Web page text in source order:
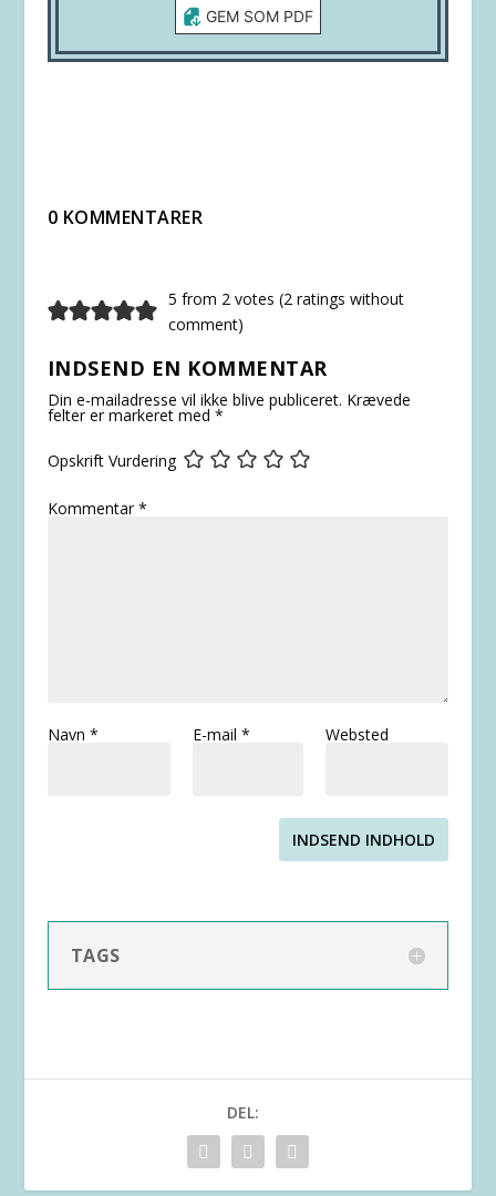
GEM SOM PDF
0 KOMMENTARER
5 from 2 votes (2 ratings without
comment)
INDSEND EN KOMMENTAR
Din e-mailadresse vil ikke blive publiceret. Krævede
felter er markeret med *
Opskrift Vurdering
Kommentar*
Navn * E-mail * Websted
INDSEND INDHOLD
TAGS
DEL: